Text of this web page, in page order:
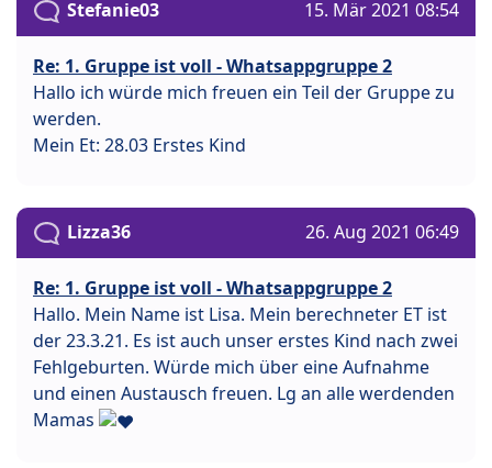
Stefanie03 15. Mär 2021 08:54
Re: 1. Gruppe ist voll - Whatsappgruppe 2
Hallo ich würde mich freuen ein Teil der Gruppe zu
werden.
Mein Et: 28.03 Erstes Kind
Lizza36 26. Aug 2021 06:49
Re: 1. Gruppe ist voll - Whatsappgruppe 2
Hallo. Mein Name ist Lisa. Mein berechneter ET ist
der 23.3.21. Es ist auch unser erstes Kind nach zwei
Fehlgeburten. Würde mich über eine Aufnahme
und einen Austausch freuen. Lg an alle werdenden
Mamas